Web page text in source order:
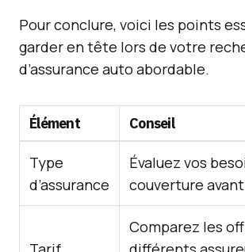
Pour conclure, voici les points
garder en tête lors de votre
d’assurance auto abordable.
Élément Conseil
Type
d’assurance
Évaluez vos
couverture
Comparez les